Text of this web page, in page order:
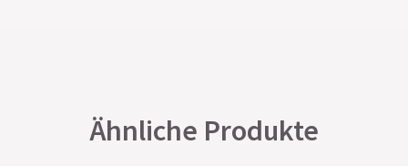
Ähnliche Produkte